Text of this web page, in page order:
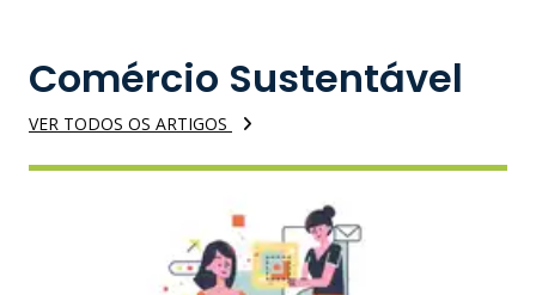
Comércio Sustentável
VER TODOS OS ARTIGOS